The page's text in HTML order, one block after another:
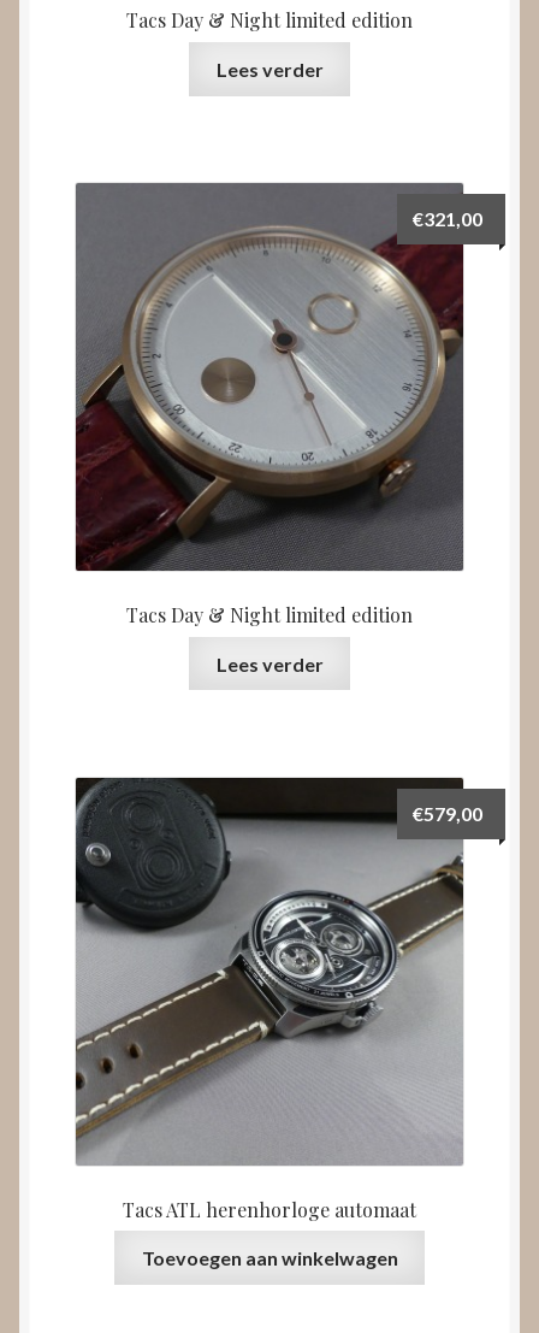
Tacs Day & Night limited edition
Lees verder
Tacs Day & Night limited edition
€321,00
Lees verder
Tacs ATL herenhorloge automaat
€579,00
Toevoegen aan winkelwagen